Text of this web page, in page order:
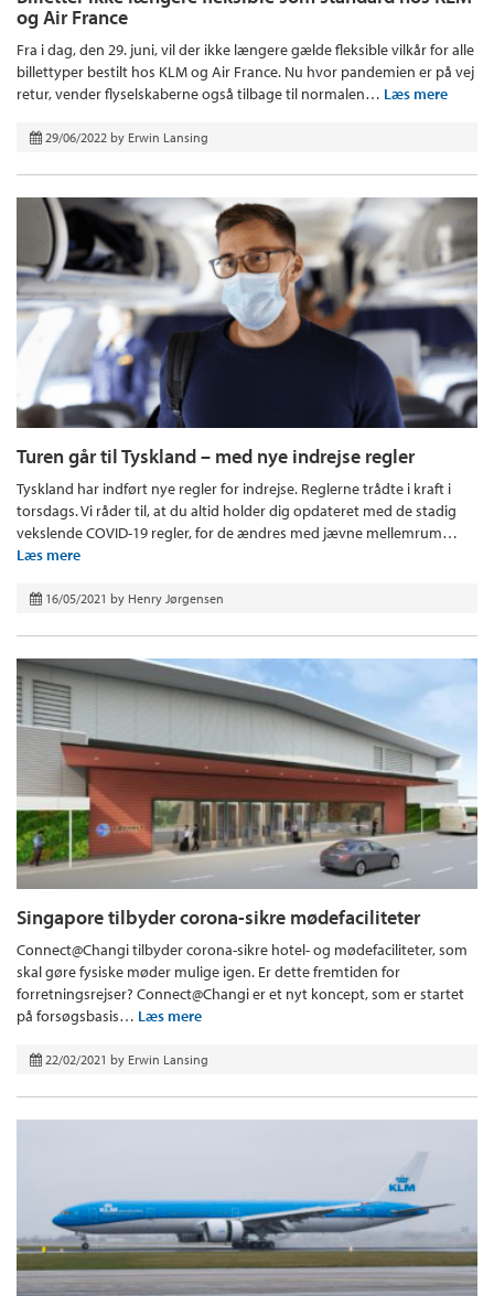
og Air France
Fra i dag, den 29. juni, vil der ikke længere gælde fleksible vilkår for alle
billettyper bestilt hos KLM og Air France. Nu hvor pandemien er på vej
retur, vender flyselskaberne også tilbage til normalen… Læs mere
29/06/2022 by Erwin Lansing
Turen går til Tyskland – med nye indrejse regler
Tyskland har indført nye regler for indrejse. Reglerne trådte i kraft i
torsdags. Vi råder til, at du altid holder dig opdateret med de stadig
vekslende COVID-19 regler, for de ændres med jævne mellemrum…
Læs mere
16/05/2021 by Henry Jørgensen
Singapore tilbyder corona-sikre mødefaciliteter
Connect@Changi tilbyder corona-sikre hotel- og mødefaciliteter, som
skal gøre fysiske møder mulige igen. Er dette fremtiden for
forretningsrejser? Connect@Changi er et nyt koncept, som er startet
på forsøgsbasis… Læs mere
22/02/2021 by Erwin Lansing